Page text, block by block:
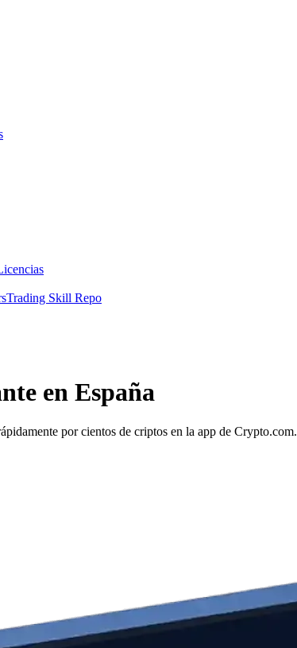
Trading Skill Repo
en España
por cientos de criptos en la app de Crypto.com.